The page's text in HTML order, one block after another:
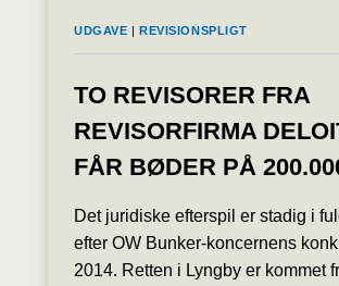
UDGAVE REVISIONSPLIGT
TO REVISORER FRA
REVISORFIRMA
FÅR BØDER PÅ
Det juridiske efterspil er stadig i
efter OW Bunker-koncernens
2014. Retten i Lyngby er kommet